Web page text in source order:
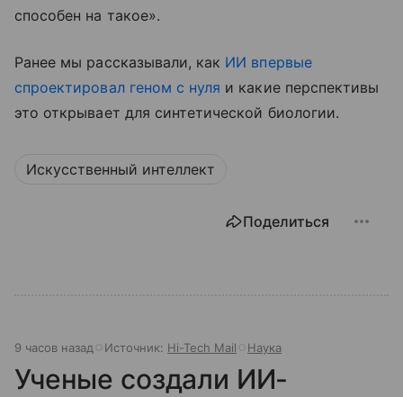
способен на такое».
Ранее мы рассказывали, как ИИ впервые
спроектировал геном с нуля и какие перспективы
это открывает для синтетической биологии.
Искусственный интеллект
Поделиться
9 часов назад Источник: Hi-Tech Mail Наука
Ученые создали ИИ-